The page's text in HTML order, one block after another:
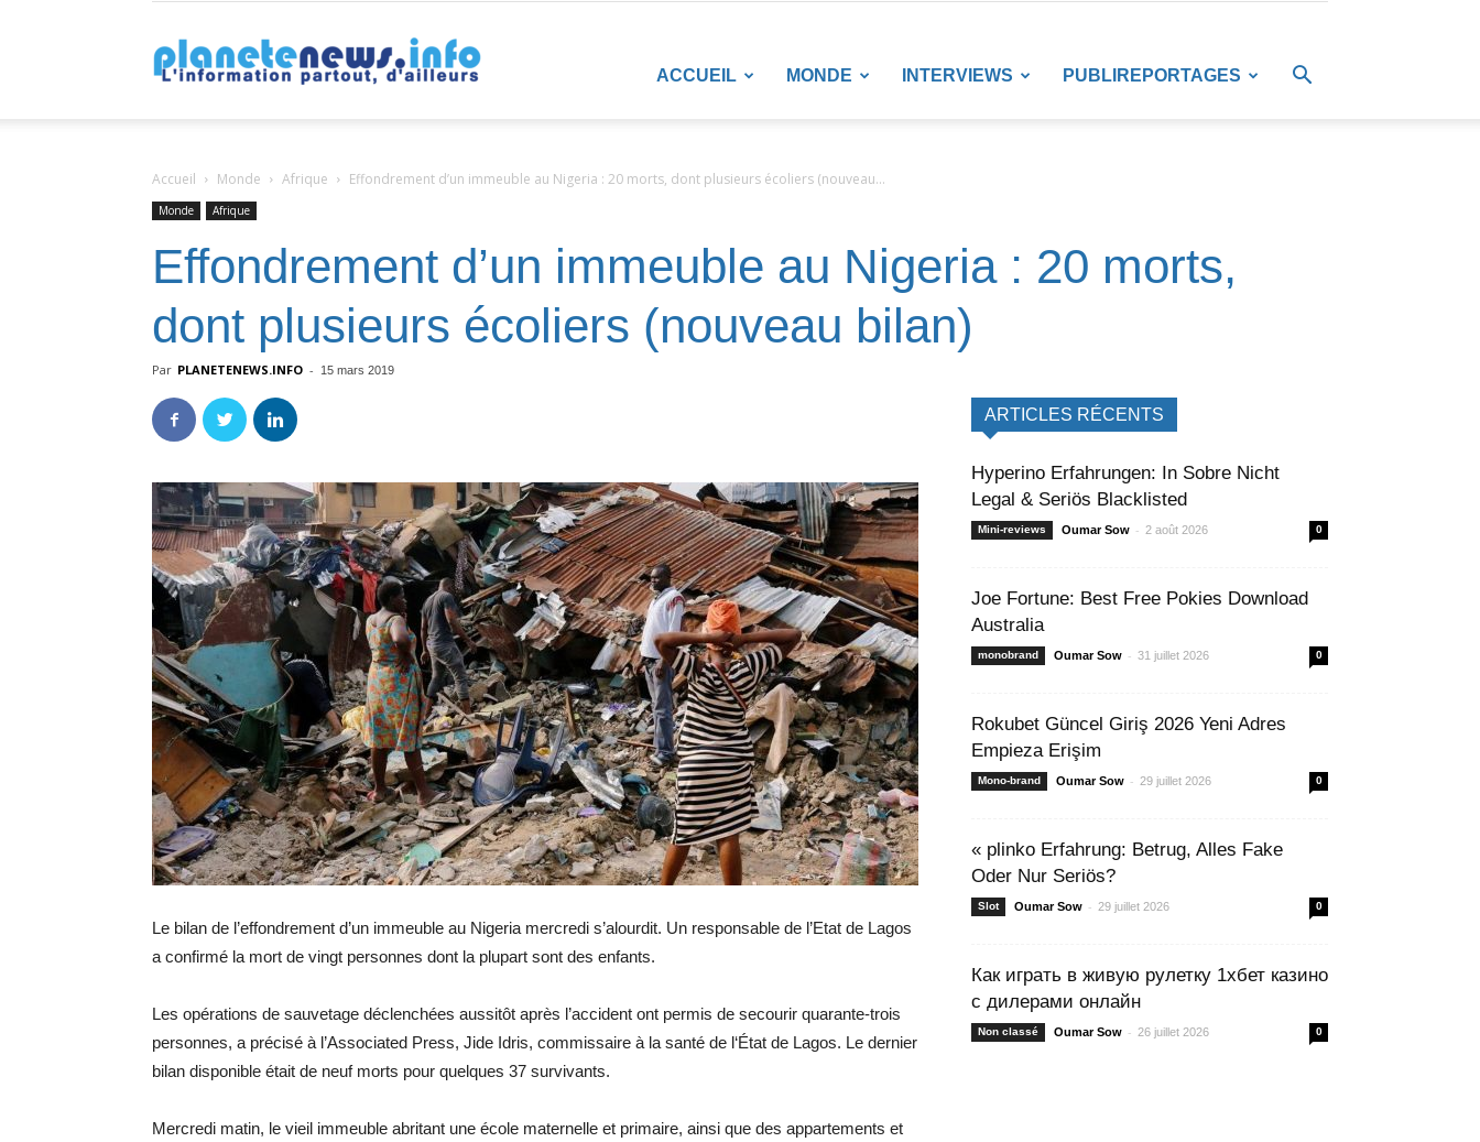
ACCUEIL MONDE INTERVIEWS PUBLIREPORTAGES
Accueil Monde Afrique Effondrement d’un immeuble au Nigeria : 20 morts, dont plusieurs écoliers (nouveau...
Monde Afrique
Effondrement d’un immeuble au Nigeria : 20 morts,
dont plusieurs écoliers (nouveau bilan)
Par PLANETENEWS.INFO - 15 mars 2019
Le bilan de l’effondrement d’un immeuble au Nigeria mercredi s’alourdit. Un responsable de l’Etat de Lagos
a confirmé la mort de vingt personnes dont la plupart sont des enfants.
Les opérations de sauvetage déclenchées aussitôt après l’accident ont permis de secourir quarante-trois
personnes, a précisé à l’Associated Press, Jide Idris, commissaire à la santé de l‘État de Lagos. Le dernier
bilan disponible était de neuf morts pour quelques 37 survivants.
Mercredi matin, le vieil immeuble abritant une école maternelle et primaire, ainsi que des appartements et
ARTICLES RÉCENTS
Hyperino Erfahrungen: In Sobre Nicht
Legal & Seriös Blacklisted
Mini-reviews Oumar Sow - 2 août 2026 0
Joe Fortune: Best Free Pokies Download
Australia
monobrand Oumar Sow - 31 juillet 2026 0
Rokubet Güncel Giriş 2026 Yeni Adres
Empieza Erişim
Mono-brand Oumar Sow - 29 juillet 2026 0
« plinko Erfahrung: Betrug, Alles Fake
Oder Nur Seriös?
Slot Oumar Sow - 29 juillet 2026 0
Как играть в живую рулетку 1хбет казино
с дилерами онлайн
Non classé Oumar Sow - 26 juillet 2026 0